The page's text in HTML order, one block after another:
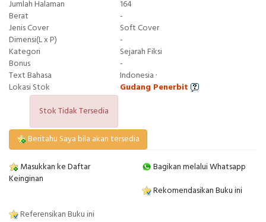
Jumlah Halaman
164
Berat
-
Jenis Cover
Soft Cover
Dimensi(L x P)
-
Kategori
Sejarah Fiksi
Bonus
-
Text Bahasa
Indonesia ·
Lokasi Stok
Gudang Penerbit
Stok Tidak Tersedia
Beritahu Saya bila akan tersedia
Masukkan ke Daftar
Keinginan
Bagikan melalui Whatsapp
Rekomendasikan Buku ini
Referensikan Buku ini